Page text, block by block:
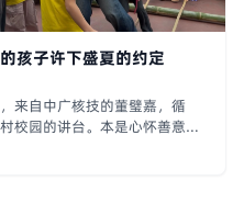
孩子许下盛夏的约定
来自中广核技的董璧嘉，循
园的讲台。本是心怀善意奔
童澄澈的笑颜、骨子里的坚